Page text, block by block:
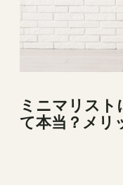
ミニマリスト
て本当？メリ